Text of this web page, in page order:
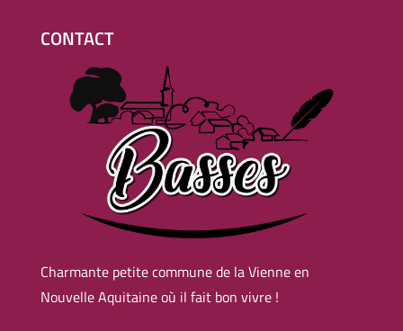
CONTACT
Charmante petite commune de la Vienne en
Nouvelle Aquitaine où il fait bon vivre !